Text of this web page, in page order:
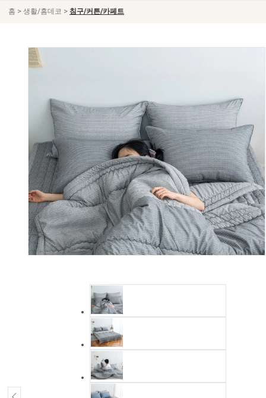
홈 > 생활/홈데코 > 침구/커튼/카페트